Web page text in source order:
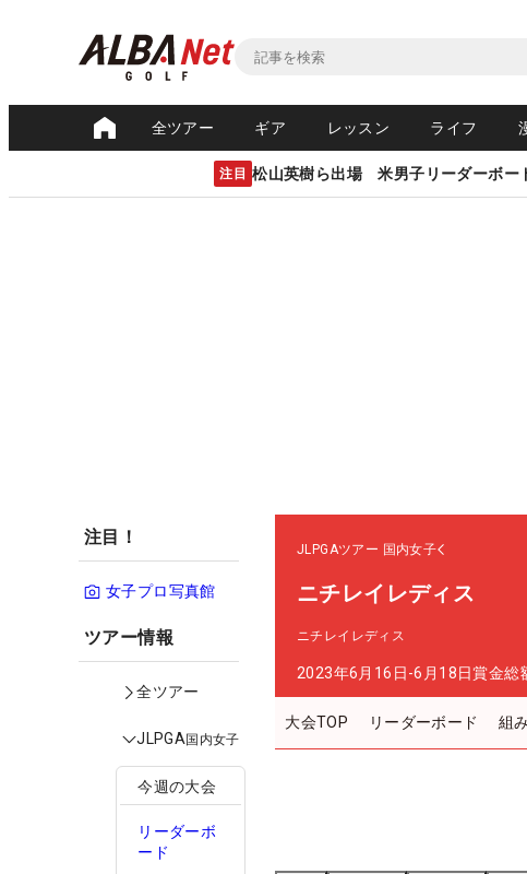
全ツアー ギア レッスン ライフ
注目 松山英樹ら出場 米男子リーダーボー
注目！
女子プロ写真館
ツアー情報
全ツアー
JLPGA国内女子
今週の大会
リーダーボ
ード
JLPGAツアー 国内女子
ニチレイレディス
ニチレイレディス
2023年6月16日-6月18日賞金総
大会TOP リーダーボード 組